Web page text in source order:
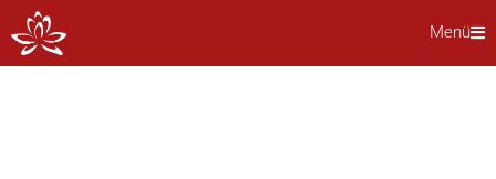
Menü